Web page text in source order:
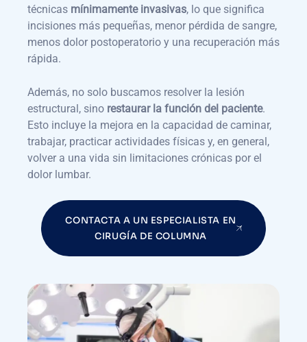
técnicas mínimamente invasivas, lo que significa
incisiones más pequeñas, menor pérdida de sangre,
menos dolor postoperatorio y una recuperación más
rápida.
Además, no solo buscamos resolver la lesión
estructural, sino restaurar la función del paciente.
Esto incluye la mejora en la capacidad de caminar,
trabajar, practicar actividades físicas y, en general,
volver a una vida sin limitaciones crónicas por el
dolor lumbar.
CONTACTA A UN ESPECIALISTA EN
CIRUGÍA DE COLUMNA